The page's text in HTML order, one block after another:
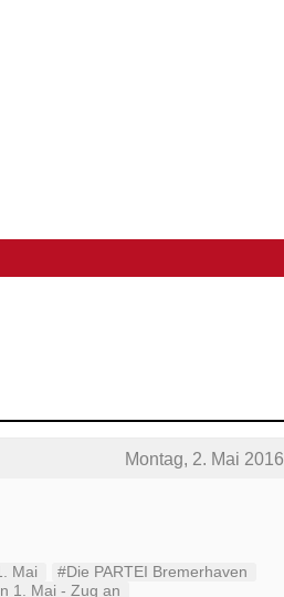
Montag, 2. Mai 2016
Mai
#Die PARTEI Bremerhaven
1. Mai - Zug an